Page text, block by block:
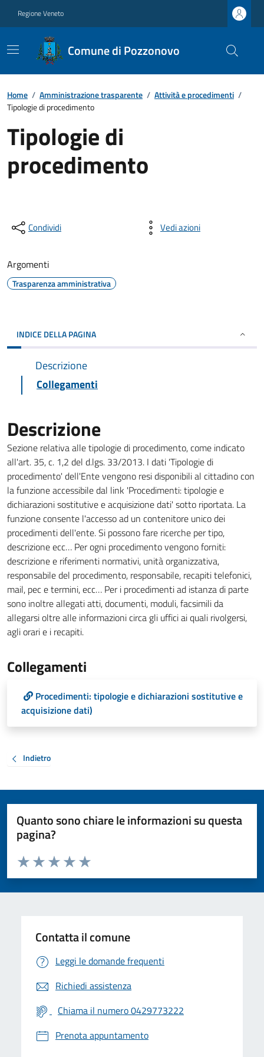
Regione Veneto
Comune di Pozzonovo
Home / Amministrazione trasparente / Attività e procedimenti /
Tipologie di procedimento
Tipologie di
procedimento
Condividi Vedi azioni
Argomenti
Trasparenza amministrativa
INDICE DELLA PAGINA
Descrizione
Collegamenti
Descrizione
Sezione relativa alle tipologie di procedimento, come indicato
all'art. 35, c. 1,2 del d.lgs. 33/2013. I dati 'Tipologie di
procedimento' dell'Ente vengono resi disponibili al cittadino con
la funzione accessibile dal link 'Procedimenti: tipologie e
dichiarazioni sostitutive e acquisizione dati' sotto riportata. La
funzione consente l'accesso ad un contenitore unico dei
procedimenti dell'ente. Si possono fare ricerche per tipo,
descrizione ecc… Per ogni procedimento vengono forniti:
descrizione e riferimenti normativi, unità organizzativa,
responsabile del procedimento, responsabile, recapiti telefonici,
mail, pec e termini, ecc… Per i procedimenti ad istanza di parte
sono inoltre allegati atti, documenti, moduli, facsimili da
allegarsi oltre alle informazioni circa gli uffici ai quali rivolgersi,
agli orari e i recapiti.
Collegamenti
Procedimenti: tipologie e dichiarazioni sostitutive e
acquisizione dati)
Indietro
Quanto sono chiare le informazioni su questa
pagina?
Valuta da 1 a 5 stelle la pagina
Valuta 5 stelle su 5
Valuta 4 stelle su 5
Valuta 3 stelle su 5
Valuta 2 stelle su 5
Valuta 1 stelle su 5
Contatta il comune
Leggi le domande frequenti
Richiedi assistenza
Chiama il numero 0429773222
Prenota appuntamento